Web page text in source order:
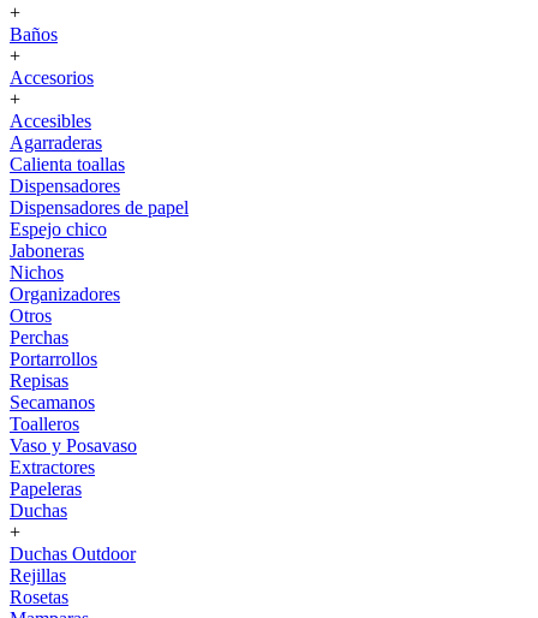
+
Baños
+
Accesorios
+
Accesibles
Agarraderas
Calienta toallas
Dispensadores
Dispensadores de papel
Espejo chico
Jaboneras
Nichos
Organizadores
Otros
Perchas
Portarrollos
Repisas
Secamanos
Toalleros
Vaso y Posavaso
Extractores
Papeleras
Duchas
+
Duchas Outdoor
Rejillas
Rosetas